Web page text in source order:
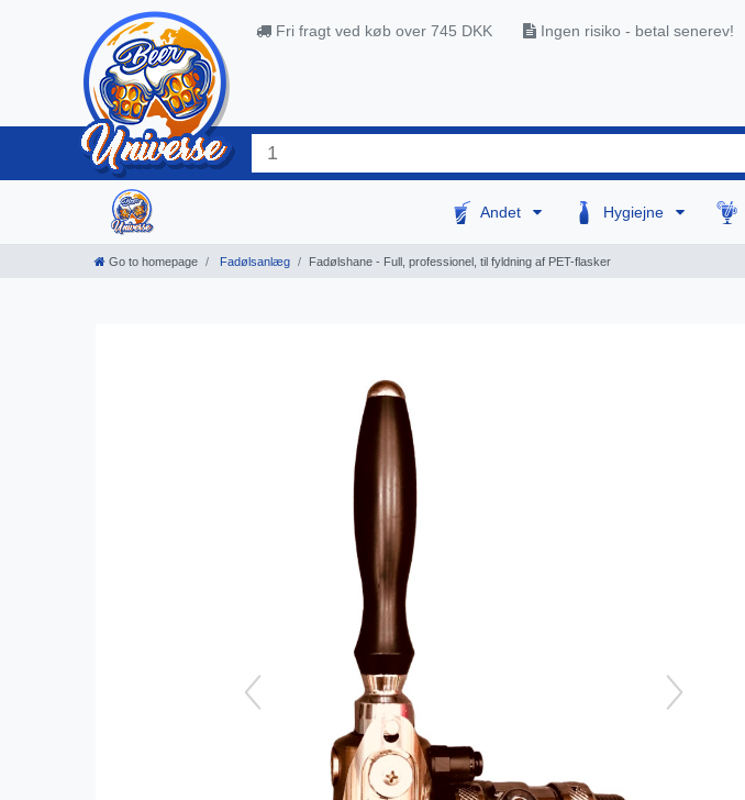
Fri fragt ved køb over 745 DKK Ingen risiko - betal senerev!
Andet Hygiejne
Go to homepage Fadølsanlæg Fadølshane - Full, professionel, til fyldning af PET-flasker